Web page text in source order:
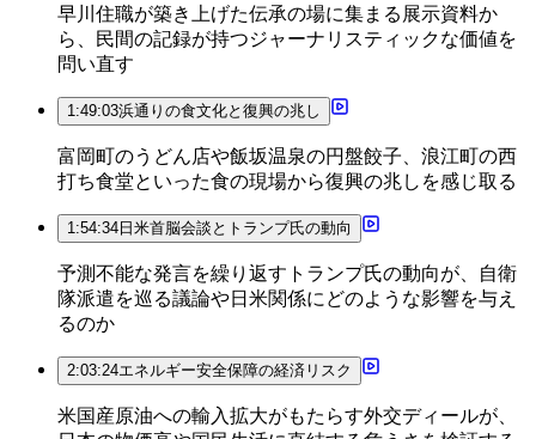
早川住職が築き上げた伝承の場に集まる展示資料か
ら、民間の記録が持つジャーナリスティックな価値を
問い直す
1:49:03浜通りの食文化と復興の兆し
富岡町のうどん店や飯坂温泉の円盤餃子、浪江町の西
打ち食堂といった食の現場から復興の兆しを感じ取る
1:54:34 日米首脳会談とトランプ氏の動向
予測不能な発言を繰り返すトランプ氏の動向が、自衛
隊派遣を巡る議論や日米関係にどのような影響を与え
るのか
2:03:24エネルギー安全保障の経済リスク
米国産原油への輸入拡大がもたらす外交ディールが、